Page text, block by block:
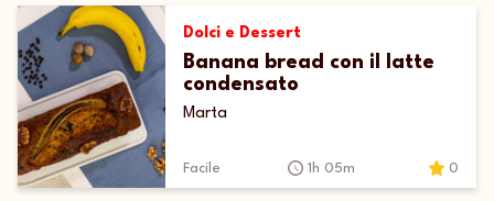
Dolci e Dessert
Banana bread con il latte
condensato
Marta
Facile 1h 05m 0